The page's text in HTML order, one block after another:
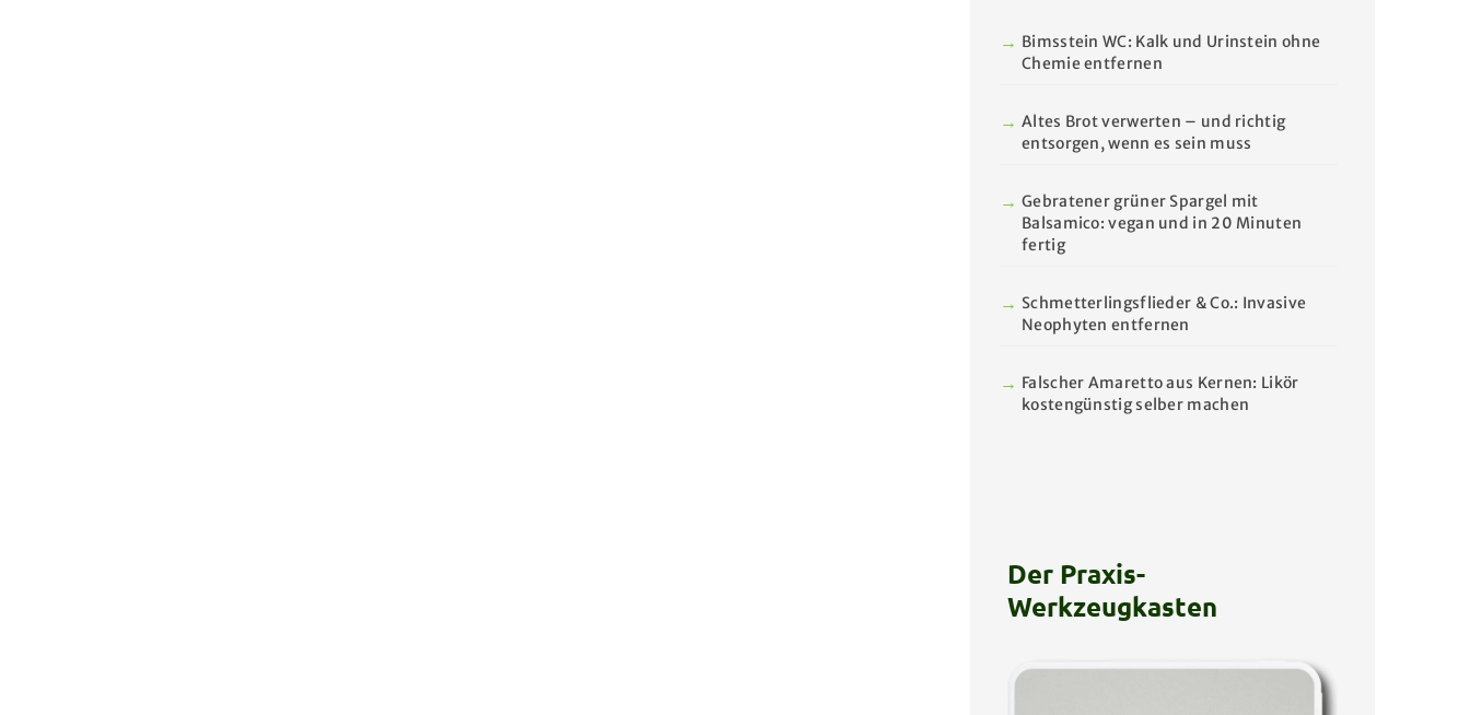
Bimsstein WC: Kalk und Urinstein ohne
Chemie entfernen
Altes Brot verwerten – und richtig
entsorgen, wenn es sein muss
Gebratener grüner Spargel mit
Balsamico: vegan und in 20 Minuten
fertig
Schmetterlingsflieder & Co.: Invasive
Neophyten entfernen
Falscher Amaretto aus Kernen: Likör
kostengünstig selber machen
Der Praxis-
Werkzeugkasten